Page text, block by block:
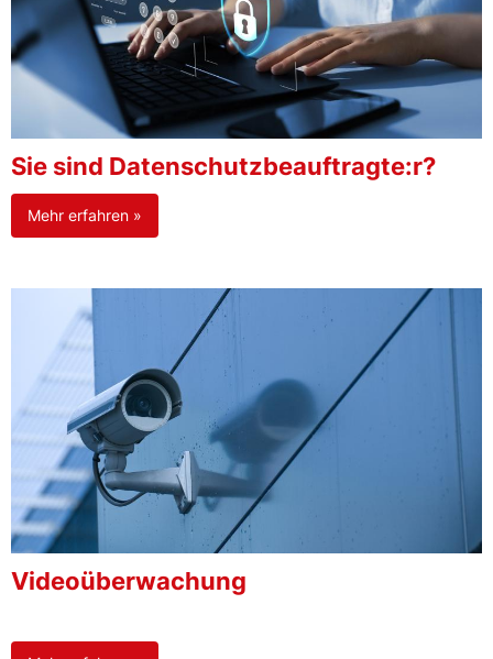
Sie sind Datenschutzbeauftragte:r?
Mehr erfahren »
Videoüberwachung